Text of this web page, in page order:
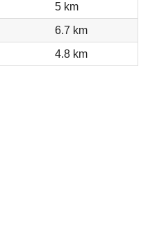
5 km
6.7 km
4.8 km